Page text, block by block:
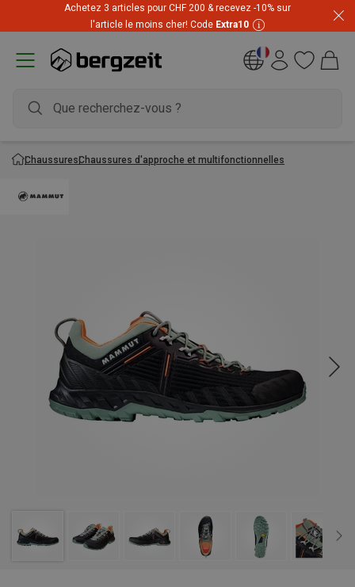
Achetez 3 articles pour CHF 200 & recevez -10% sur
l'article le moins cher! Code Extra10
ChaussuresChaussures d'approche et multifonctionnelles